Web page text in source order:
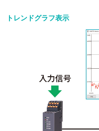
トレンドグラフ表示